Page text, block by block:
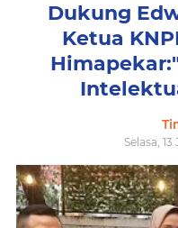
Dukung
Ketua
Selasa, 13